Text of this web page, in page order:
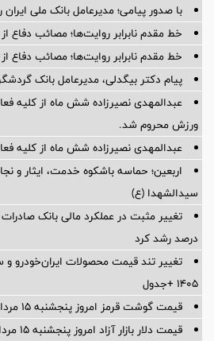
با صدور پیامی؛ مدیرعامل بانک ملی
خط مقدم نابرابر روایت‌ها؛ مصائب دفاع
خط مقدم نابرابر روایت‌ها؛ مصائب دفاع
پیام دکتر بیگدلی، مدیرعامل بانک
عبدالمهدی نصیرزاده شش ماه از کلیه
ورزش محروم شد.
عبدالمهدی نصیرزاده شش ماه از کلیه
اربعین؛ حماسه باشکوه خدمت، ایثار و
سیدالشهدا (ع)
درصد رشد کرد
۱۴۰۵ +جدول
قیمت گوشت قرمز امروز پنجشنبه ۱۵ مرداد ۱۴۰۵ +جدول
قیمت دلار بازار آزاد امروز پنجشنبه ۱۵ مرداد ۱۴۰۵ +جدول